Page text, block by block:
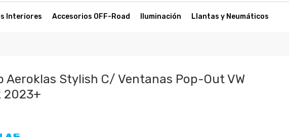
Interiores Accesorios OFF-Road Iluminación Llantas y Neumáticos
Aeroklas Stylish C/ Ventanas Pop-Out VW
2023+